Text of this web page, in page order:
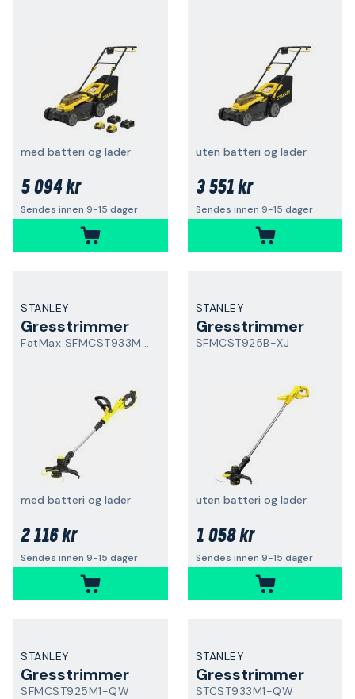
med batteri og lader
5 094 kr
Sendes innen 9-15 dager
uten batteri og lader
3 551 kr
Sendes innen 9-15 dager
STANLEY
Gresstrimmer
FatMax SFMCST933M1-QW
med batteri og lader
2 116 kr
Sendes innen 9-15 dager
STANLEY
Gresstrimmer
SFMCST925B-XJ
uten batteri og lader
1 058 kr
Sendes innen 9-15 dager
STANLEY
Gresstrimmer
SFMCST925M1-QW
STANLEY
Gresstrimmer
STCST933M1-QW